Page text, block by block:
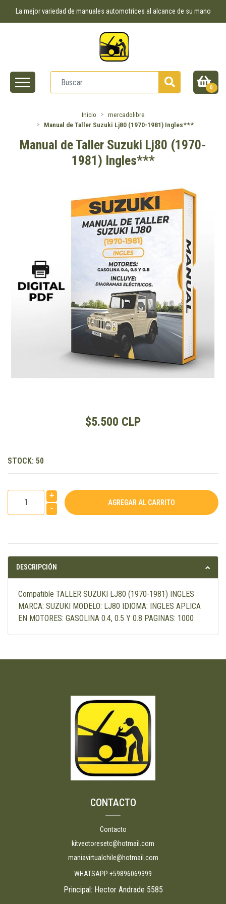
La mejor variedad de manuales automotrices al alcance de su mano
0
Inicio
mercadolibre
Manual de Taller Suzuki Lj80 (1970-1981) Ingles***
Manual de Taller Suzuki Lj80 (1970-
1981) Ingles***
$5.500 CLP
STOCK: 50
+
-
DESCRIPCIÓN
Compatible TALLER SUZUKI LJ80 (1970-1981) INGLES
MARCA: SUZUKI MODELO: LJ80 IDIOMA: INGLES APLICA
EN MOTORES: GASOLINA 0.4, 0.5 Y 0.8 PAGINAS: 1000
CONTACTO
Contacto
kitvectoresetc@hotmail.com
maniavirtualchile@hotmail.com
WHATSAPP +59896069399
Principal: Hector Andrade 5585